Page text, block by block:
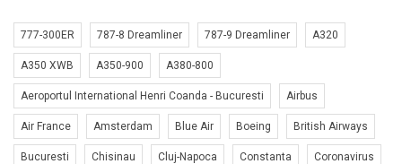
777-300ER 787-8 Dreamliner 787-9 Dreamliner A320
A350 XWB A350-900 A380-800
Aeroportul International Henri Coanda - Bucuresti Airbus
Air France Amsterdam Blue Air Boeing British Airways
Bucuresti Chisinau Cluj-Napoca Constanta Coronavirus